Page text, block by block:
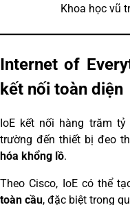
Khoa học vũ
Internet of
kết nối toàn diện
IoE kết nối hàng trăm
trường đến thiết bị đeo
hóa khổng lồ.
Theo Cisco, IoE có thể
toàn cầu, đặc biệt trong